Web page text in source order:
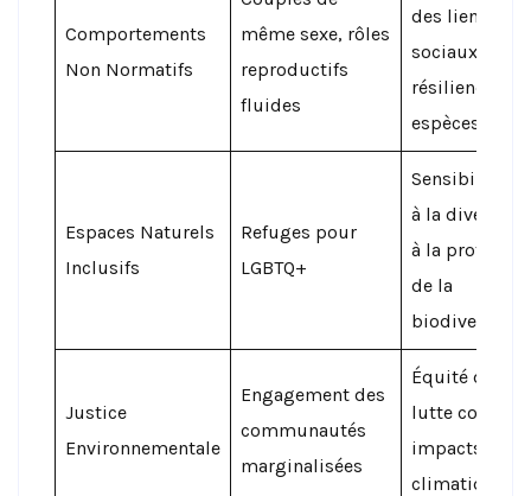
Comportements
Non Normatifs
même sexe, rôles
reproductifs
fluides
des liens
sociaux et
résilience des
espèces
Espaces Naturels
Inclusifs
Refuges pour
LGBTQ+
à la diversité
à la
de la
biodiversité
Justice
Environnementale
Engagement des
communautés
marginalisées
Équité dans
lutte contre
impacts
climatiques